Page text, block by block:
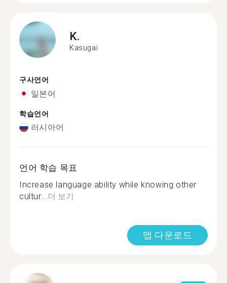
K.
Kasugai
구사언어
일본어
학습언어
러시아어
언어 학습 목표
Increase language ability while knowing other
cultur...더 보기
앱 다운로드